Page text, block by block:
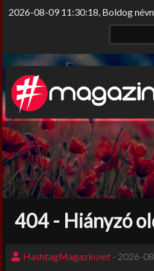
2026-08-09 11:30:18, Boldog
Elme/
Elv/
Sors-
Nem
Korlátolt
Film-Színház-
404 - Hiányzó
HashtagMagazin.net - 2026-